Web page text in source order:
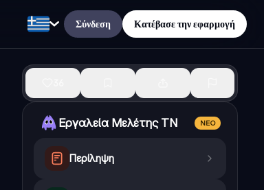
Σύνδεση Κατέβασε την εφαρμογή
Εργαλεία Μελέτης ΤΝ ΝΈΟ
Περίληψη